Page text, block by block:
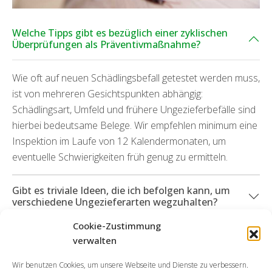
Cookie-Zustimmung
verwalten
Wir benutzen Cookies, um unsere Webseite und Dienste zu verbessern.
Welche Tipps gibt es bezüglich einer zyklischen
Überprüfungen als Präventivmaßnahme?
Wie oft auf neuen Schädlingsbefall getestet werden muss,
ist von mehreren Gesichtspunkten abhängig:
Schädlingsart, Umfeld und frühere Ungezieferbefälle sind
hierbei bedeutsame Belege. Wir empfehlen minimum eine
Inspektion im Laufe von 12 Kalendermonaten, um
eventuelle Schwierigkeiten früh genug zu ermitteln.
Gibt es triviale Ideen, die ich befolgen kann, um
verschiedene Ungezieferarten wegzuhalten?
Können Sie mich zudem bei durch Ungeziefer
aufgetretenen Beschädigungen unterstützen?